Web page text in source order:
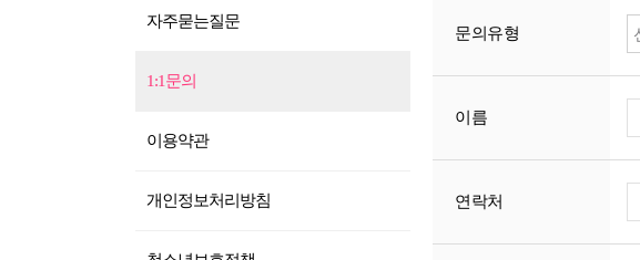
자주묻는질문
1:1문의
이용약관
개인정보처리방침
문의유형
이름
연락처